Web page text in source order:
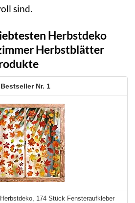
sind.
Herbstdeko
Herbstblätter
1
174 Stück Fensteraufkleber